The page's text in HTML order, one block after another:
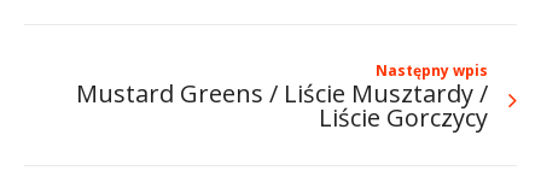
Następny wpis
Mustard Greens / Liście Musztardy /
Liście Gorczycy